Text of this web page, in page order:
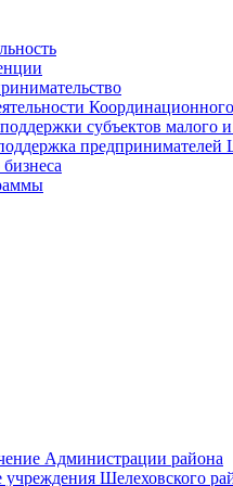
субъектов малого
предпринимателей
Администрации района
учреждения Шелеховского